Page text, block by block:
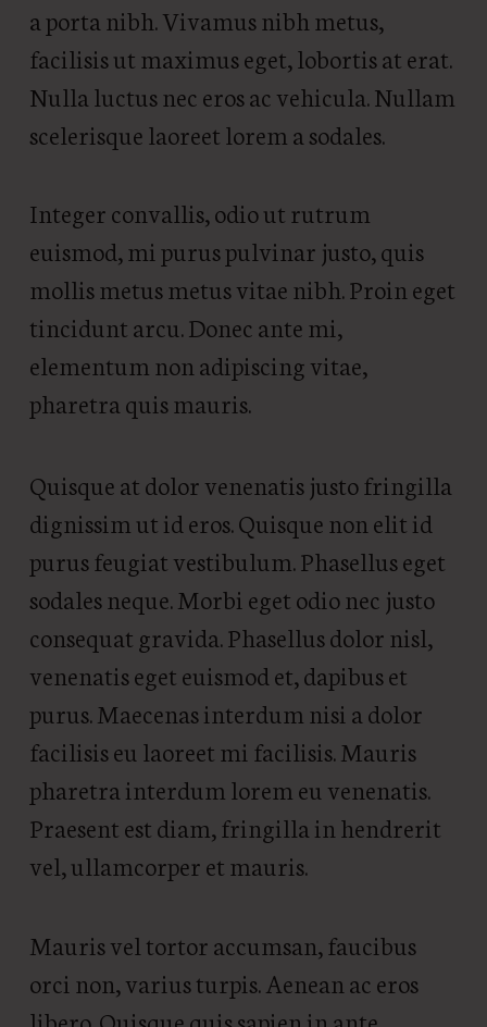
a porta nibh. Vivamus nibh metus,
facilisis ut maximus eget, lobortis at erat.
Nulla luctus nec eros ac vehicula. Nullam
scelerisque laoreet lorem a sodales.
Integer convallis, odio ut rutrum
euismod, mi purus pulvinar justo, quis
mollis metus metus vitae nibh. Proin eget
tincidunt arcu. Donec ante mi,
elementum non adipiscing vitae,
pharetra quis mauris.
Quisque at dolor venenatis justo fringilla
dignissim ut id eros. Quisque non elit id
purus feugiat vestibulum. Phasellus eget
sodales neque.Morbi eget odio nec justo
consequat gravida. Phasellus dolor nisl,
venenatis eget euismod et, dapibus et
purus. Maecenas interdum nisi a dolor
facilisis eu laoreet mi facilisis. Mauris
pharetra interdum lorem eu venenatis.
Praesent est diam, fringilla in hendrerit
vel, ullamcorper et mauris.
Mauris vel tortor accumsan, faucibus
orci non, varius turpis. Aenean ac eros
libero. Quisque quis sapien in ante